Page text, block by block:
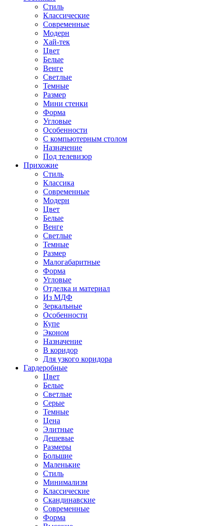
Стиль
Классические
Современные
Модерн
Хай-тек
Цвет
Белые
Венге
Светлые
Темные
Размер
Мини стенки
Форма
Угловые
Особенности
С компьютерным столом
Назначение
Под телевизор
Прихожие
Стиль
Классика
Современные
Модерн
Цвет
Белые
Венге
Светлые
Темные
Размер
Малогабаритные
Форма
Угловые
Отделка и материал
Из МДФ
Зеркальные
Особенности
Купе
Эконом
Назначение
В коридор
Для узкого коридора
Гардеробные
Цвет
Белые
Светлые
Серые
Темные
Цена
Элитные
Дешевые
Размеры
Большие
Маленькие
Стиль
Минимализм
Классические
Скандинавские
Современные
Форма